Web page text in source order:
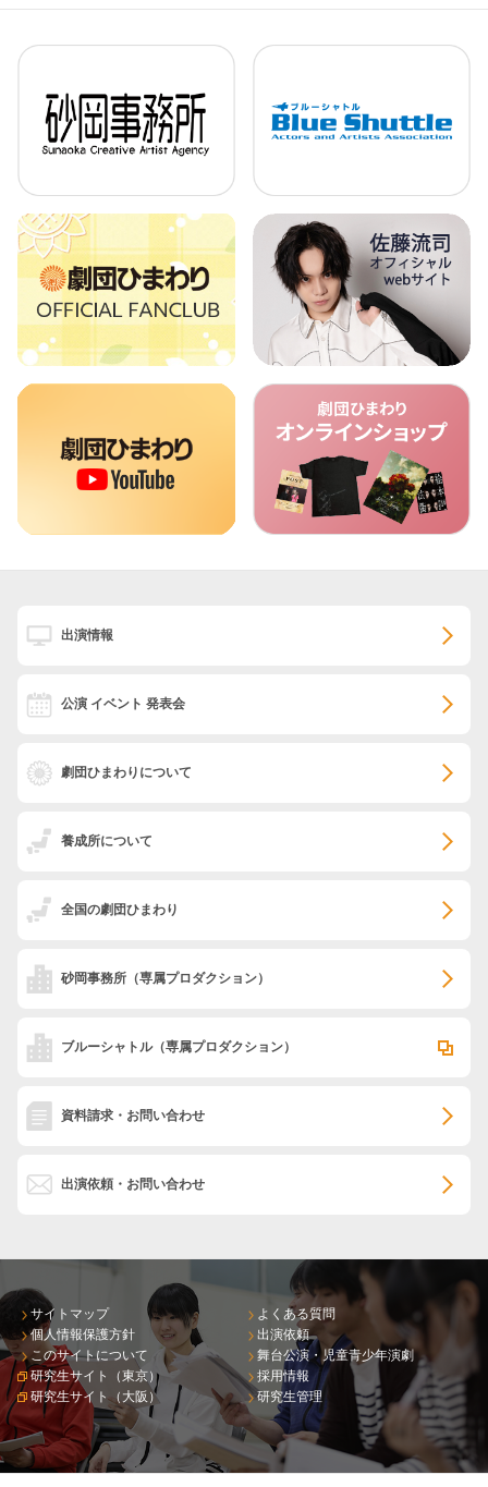
出演情報
公演 イベント 発表会
劇団ひまわりについて
養成所について
全国の劇団ひまわり
砂岡事務所 （専属プロダクション）
ブルーシャトル（専属プロダクション）
資料請求・お問い合わせ
出演依頼・お問い合わせ
サイトマップ
個人情報保護方針
このサイトについて
研究生サイト（東京）
研究生サイト（大阪）
よくある質問
出演依頼
舞台公演・児童青少年演劇
採用情報
研究生管理